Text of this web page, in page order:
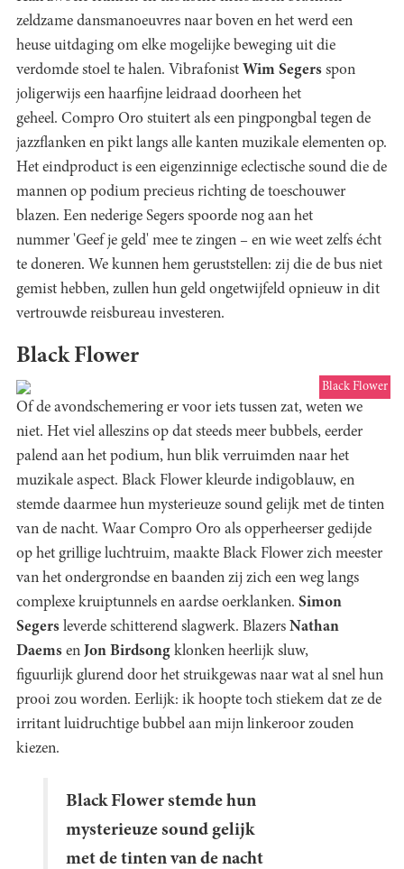
zeldzame dansmanoeuvres naar boven en het werd een
heuse uitdaging om elke mogelijke beweging uit die
verdomde stoel te halen. Vibrafonist Wim Segers spon
joligerwijs een haarfijne leidraad doorheen het
geheel. Compro Oro stuitert als een pingpongbal tegen de
jazzflanken en pikt langs alle kanten muzikale elementen op.
Het eindproduct is een eigenzinnige eclectische sound die de
mannen op podium precieus richting de toeschouwer
blazen. Een nederige Segers spoorde nog aan het
nummer 'Geef je geld' mee te zingen – en wie weet zelfs écht
te doneren. We kunnen hem geruststellen: zij die de bus niet
gemist hebben, zullen hun geld ongetwijfeld opnieuw in dit
vertrouwde reisbureau investeren.
Black Flower
Black Flower
Of de avondschemering er voor iets tussen zat, weten we
niet. Het viel alleszins op dat steeds meer bubbels, eerder
palend aan het podium, hun blik verruimden naar het
muzikale aspect. Black Flower kleurde indigoblauw, en
stemde daarmee hun mysterieuze sound gelijk met de tinten
van de nacht. Waar Compro Oro als opperheerser gedijde
op het grillige luchtruim, maakte Black Flower zich meester
van het ondergrondse en baanden zij zich een weg langs
complexe kruiptunnels en aardse oerklanken. Simon
Segers leverde schitterend slagwerk. Blazers Nathan
Daems en Jon Birdsong klonken heerlijk sluw,
figuurlijk glurend door het struikgewas naar wat al snel hun
prooi zou worden. Eerlijk: ik hoopte toch stiekem dat ze de
irritant luidruchtige bubbel aan mijn linkeroor zouden
kiezen.
Black Flower stemde hun
mysterieuze sound gelijk
met de tinten van de nacht